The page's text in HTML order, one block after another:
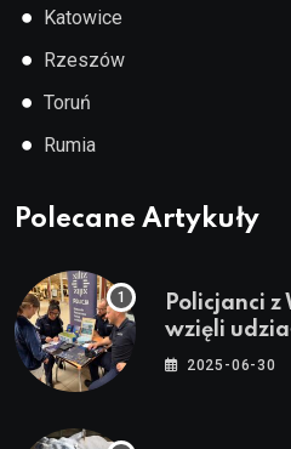
● Katowice
● Rzeszów
● Toruń
● Rumia
Polecane Artykuły
Policjanci z
wzięli
Wakacje”
2025-06-30